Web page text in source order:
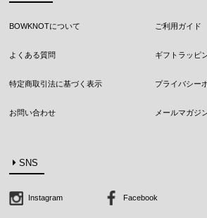
BOWKNOTについて ご利用ガイド
よくある質問 ギフトラッピ
特定商取引法に基づく表示 プライバシー
お問い合わせ メールマガジ
SNS
Instagram Facebook